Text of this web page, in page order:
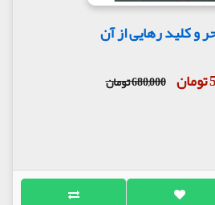
و کلید رهایی از آن
680,000 تومان